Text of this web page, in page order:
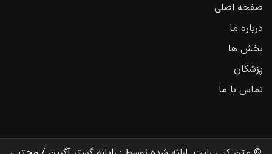
صفحه اصلی
درباره ما
بخش ها
پزشکان
تماس با ما